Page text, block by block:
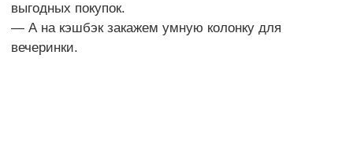
выгодных покупок.
— А на кэшбэк закажем умную колонку для
вечеринки.